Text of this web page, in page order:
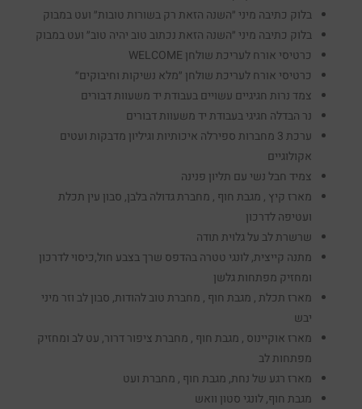
בלוק כתיבה מיני ״השנה הזאת רק בשורות טובות״ ועט במבוק
בלוק כתיבה מיני ״השנה הזאת נכתוב טוב יהיה טוב״ ועט במבוק
כרטיסי אורח לעריכת שולחן WELCOME
כרטיסי אורח לעריכת שולחן ״מלא נשיקות וחיבוקים״
צמד נרות חגיגיים עשויים בעבודת יד משעוות דבורים
נר הבדלה חגיגי בעבודת יד משעוות דבורים
ערכת 3 מחברות ספירלה איכותיות וגיליון מדבקות ועטים
אקולוגיים
צמיד חבל נשי עם תליון פנינה
מארז קיץ , מגבת חוף , מחברת גדולה בלבן, סבון עין תכלת
ועטיפה לדרכון
שרשרת לב על גלוית תודה
מתנה קייצית, לונגי טטרה בהדפס שרך בצבע חול,כיסוי לדרכון
ומחזיק מפתחות גלשן
מארז תכלת , מגבת חוף , מחברת טוב להודות, סבון לב וזר מיני
יבש
מארז אוקיינוס , מגבת חוף , מחברת ציפור דרור, עט לב ומחזיק
מפתחות לב
מארז רגע של נחת, מגבת חוף , מחברת ועט
מגבת חוף, לונגי סטון וואש